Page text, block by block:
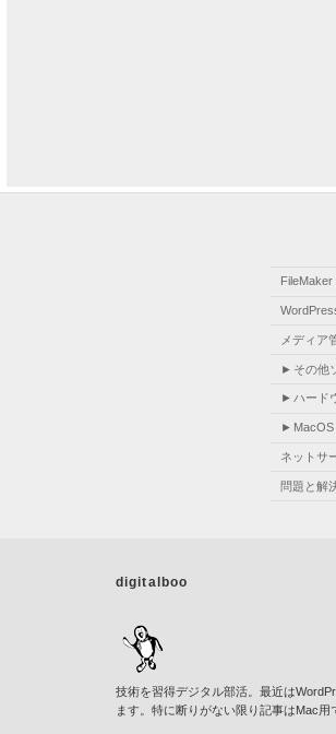
FileMaker
メディア
その他
ハード
MacOS
ネットサ
問題と解
digitalboo
技術を習得デジタル部活。最近は
ます。特に断りがない限り記事はMac用